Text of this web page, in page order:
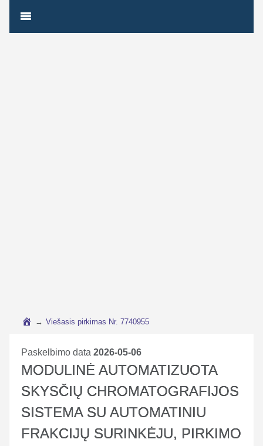
→ Viešasis pirkimas Nr. 7740955
Paskelbimo data 2026-05-06
MODULINĖ AUTOMATIZUOTA
SKYSČIŲ CHROMATOGRAFIJOS
SISTEMA SU AUTOMATINIU
FRAKCIJŲ SURINKĖJU, PIRKIMO